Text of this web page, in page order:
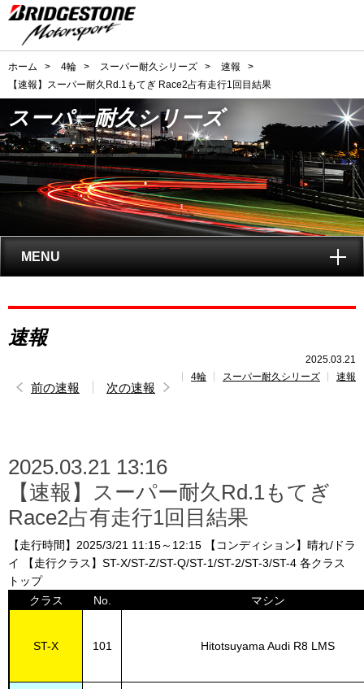
ホーム > 4輪 > スーパー耐久シリーズ > 速報
>
【速報】スーパー耐久Rd.1もてぎ Race2占有走行1回目結果
スーパー耐久シリーズ
MENU
スーパー耐久
シリーズとは?
レポート
レース開催 スケジュール
ポイント ランキング
ドライバー名鑑
速報
2025.03.21
4輪
スーパー耐久シリーズ 速報
前の速報 次の速報
2025.03.21 13:16
【速報】スーパー耐久Rd.1もてぎ
Race2占有走行1回目結果
【走行時間】2025/3/21 11:15～12:15 【コンディション】晴れ/ドラ
イ 【走行クラス】ST-X/ST-Z/ST-Q/ST-1/ST-2/ST-3/ST-4 各クラス
トップ
クラス
No. マシン
ST-X 101 Hitotsuyama Audi R8 LMS